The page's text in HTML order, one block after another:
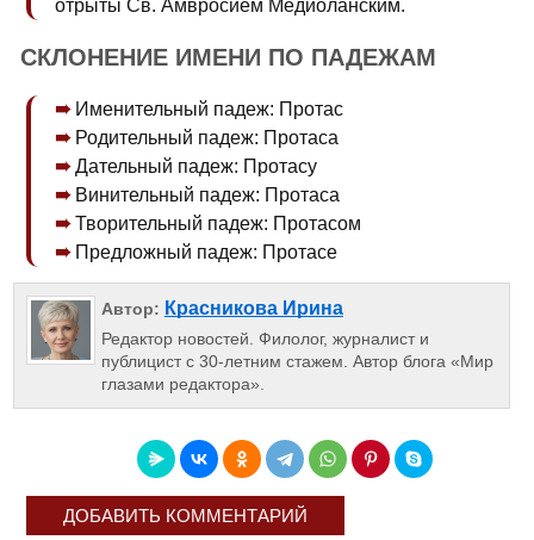
отрыты Св. Амвросием Медиоланским.
СКЛОНЕНИЕ ИМЕНИ ПО ПАДЕЖАМ
Именительный падеж: Протас
Родительный падеж: Протаса
Дательный падеж: Протасу
Винительный падеж: Протаса
Творительный падеж: Протасом
Предложный падеж: Протасе
Автор: Красникова Ирина
Редактор новостей. Филолог, журналист и
публицист с 30-летним стажем. Автор блога «Мир
глазами редактора».
ДОБАВИТЬ КОММЕНТАРИЙ